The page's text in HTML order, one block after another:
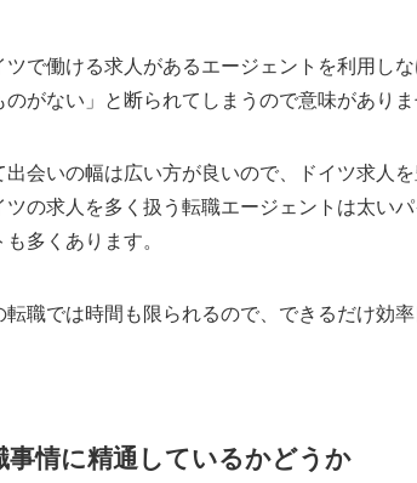
ツで働ける求人があるエージェントを利用し
のがない」と断られてしまうので意味がありま
出会いの幅は広い方が良いので、ドイツ求人
ツの求人を多く扱う転職エージェントは太い
多くあります。
職では時間も限られるので、できるだけ効
事情に精通しているかどうか